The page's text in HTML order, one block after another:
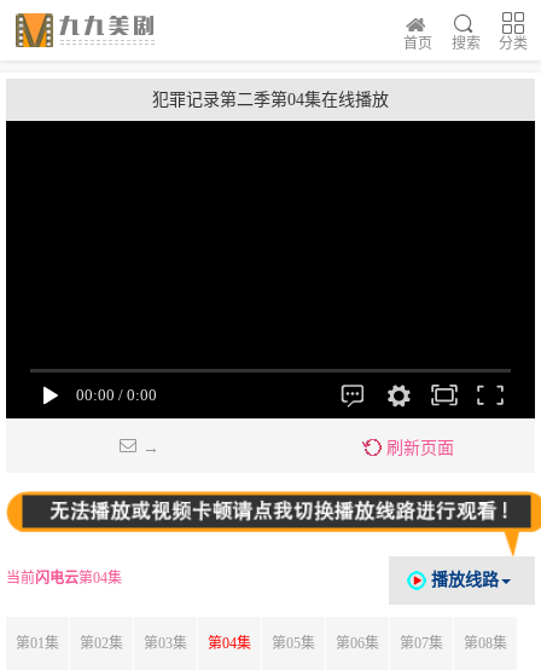
分类
搜索
首页
犯罪记录第二季第04集在线播放
→ 刷新页面
播放线路
当前闪电云第04集
第01集 第02集 第03集 第04集 第05集 第06集 第07集 第08集